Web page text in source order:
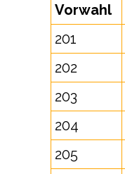
Vorwahl
201
202
203
204
205